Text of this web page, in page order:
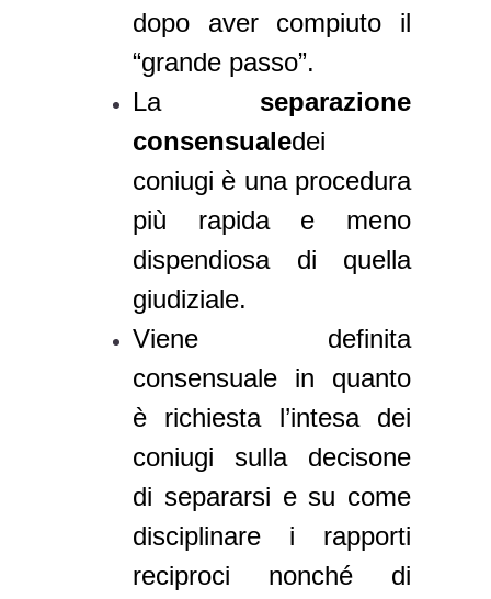
dopo aver compiuto il
“grande passo”.
Laseparazione
consensualedei
coniugi è una procedura
più rapida e meno
dispendiosa di quella
giudiziale.
Viene definita
consensuale in quanto
è richiesta l’intesa dei
coniugi sulla decisone
di separarsi e su come
disciplinare i rapporti
reciproci nonché di